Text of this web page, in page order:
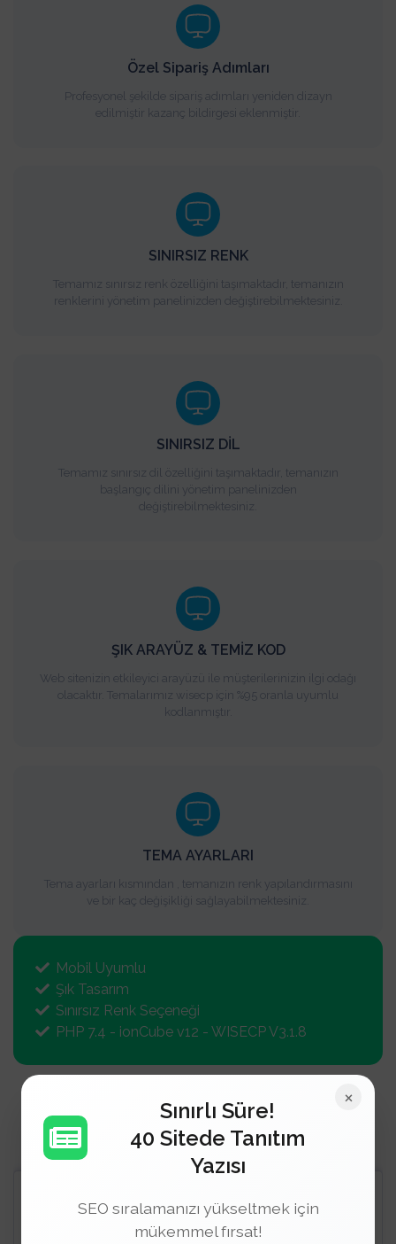
Özel Sipariş Adımları
Profesyonel şekilde sipariş adımları yeniden dizayn
edilmiştir kazanç bildirgesi eklenmiştir.
SINIRSIZ RENK
Temamız sınırsız renk özelliğini taşımaktadır, temanızın
renklerini yönetim panelinizden değiştirebilmektesiniz.
SINIRSIZ DİL
Temamız sınırsız dil özelliğini taşımaktadır, temanızın
başlangıç dilini yönetim panelinizden
değiştirebilmektesiniz.
ŞIK ARAYÜZ & TEMİZ KOD
Web sitenizin etkileyici arayüzü ile müşterilerinizin ilgi odağı
olacaktır. Temalarımız wisecp için %95 oranla uyumlu
kodlanmıştır.
TEMA AYARLARI
Tema ayarları kısmından , temanızın renk yapılandırmasını
ve bir kaç değişikliği sağlayabilmektesiniz.
Mobil Uyumlu
Şık Tasarım
Sınırsız Renk Seçeneği
PHP 7.4 - ionCube v12 - WISECP V3.1.8
Popüler Temalarımız
×
Sınırlı Süre!
40 Sitede Tanıtım
Yazısı
SEO sıralamanızı yükseltmek için
mükemmel fırsat!